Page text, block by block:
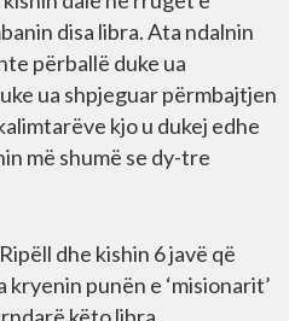
disa libra. Ata ndalnin
përballë duke ua
ua shpjeguar përmbajtjen
kjo u dukej edhe
më shumë se dy-tre
dhe kishin 6 javë që
punën e ‘misionarit’